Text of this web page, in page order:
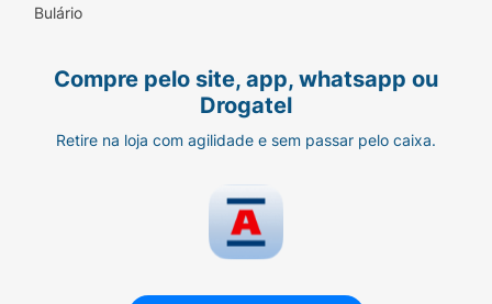
Bulário
Compre pelo site, app, whatsapp ou
Drogatel
Retire na loja com agilidade e sem passar pelo caixa.